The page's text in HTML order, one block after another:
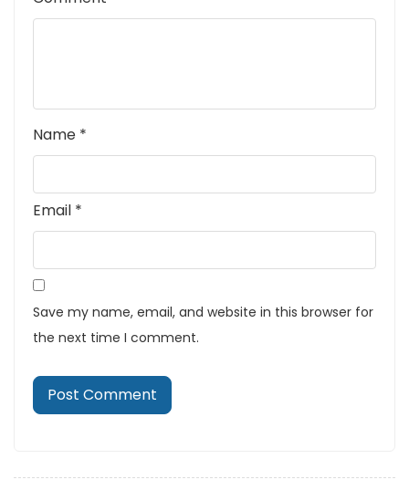
Name *
Email *
Save my name, email, and website in this browser for
the next time I comment.